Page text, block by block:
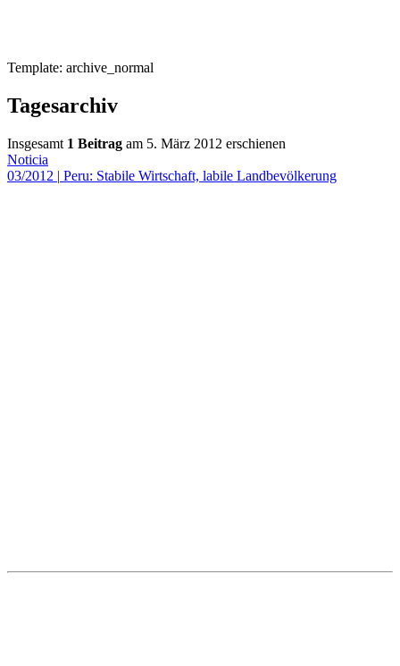
Template: archive_normal
Tagesarchiv
Insgesamt 1 Beitrag am 5. März 2012 erschienen
Noticia
03/2012 | Peru: Stabile Wirtschaft, labile Landbevölkerung